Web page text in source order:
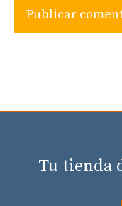
Tu tienda